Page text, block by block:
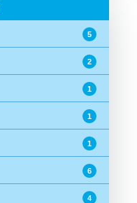
5
2
1
1
1
6
4